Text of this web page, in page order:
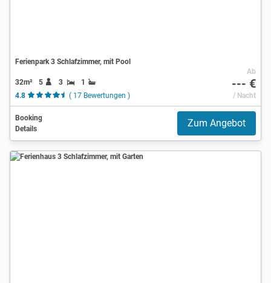
Ferienpark 3 Schlafzimmer, mit Pool
32m² 5 3
1
4.8
( 17 Bewertungen )
Ab
--- €
/ Nacht
Booking
Details
Zum Angebot